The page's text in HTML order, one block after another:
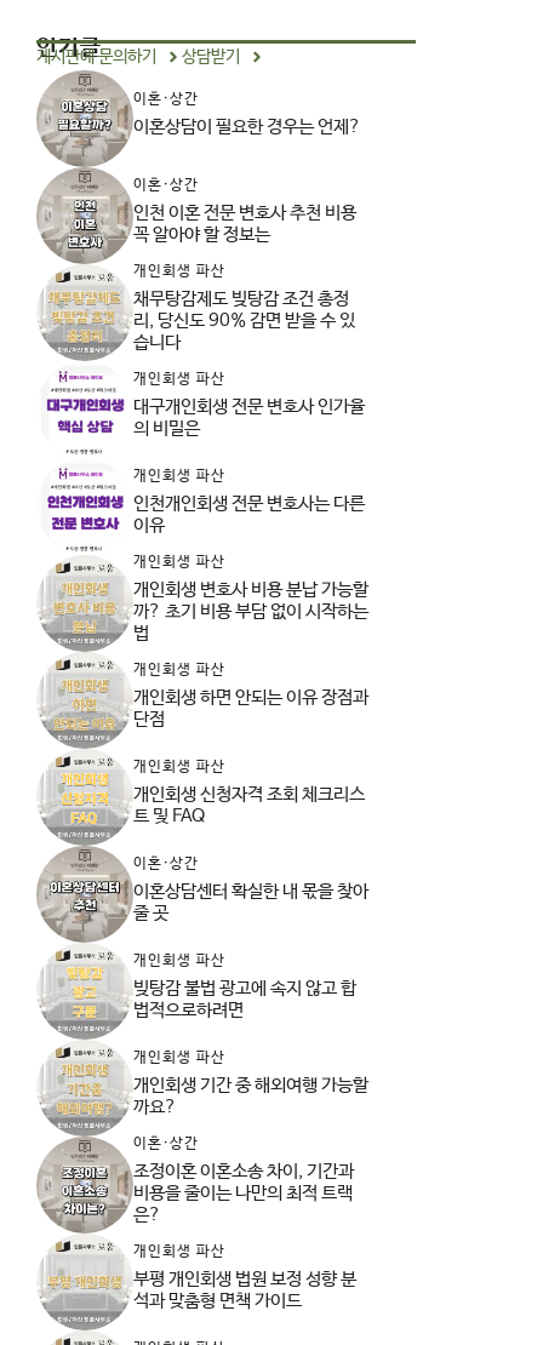
인기글
게시판에 문의하기 상담받기
이혼·상간
이혼상담이 필요한 경우는 언제?
이혼·상간
인천 이혼 전문 변호사 추천 비용
꼭 알아야 할 정보는
개인회생 파산
채무탕감제도 빚탕감 조건 총정
리, 당신도 90% 감면 받을 수 있
습니다
개인회생 파산
대구개인회생 전문 변호사 인가율
의 비밀은
개인회생 파산
인천개인회생 전문 변호사는 다른
이유
개인회생 파산
개인회생 변호사 비용 분납 가능할
까? 초기 비용 부담 없이 시작하는
법
개인회생 파산
개인회생 하면 안되는 이유 장점과
단점
개인회생 파산
개인회생 신청자격 조회 체크리스
트 및 FAQ
이혼·상간
이혼상담센터 확실한 내 몫을 찾아
줄 곳
개인회생 파산
빚탕감 불법 광고에 속지 않고 합
법적으로하려면
개인회생 파산
개인회생 기간 중 해외여행 가능할
까요?
이혼·상간
조정이혼 이혼소송 차이, 기간과
비용을 줄이는 나만의 최적 트랙
은?
개인회생 파산
부평 개인회생 법원 보정 성향 분
석과 맞춤형 면책 가이드